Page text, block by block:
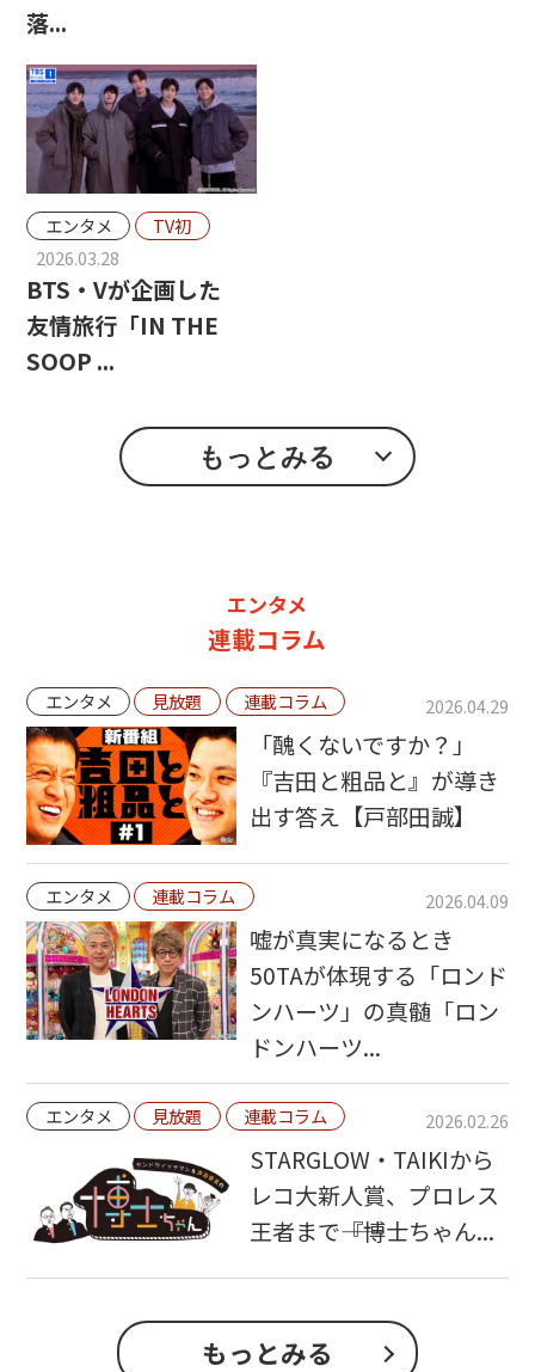
落...
エンタメ
TV初
2026.03.28
BTS・Vが企画した
友情旅行「IN THE
SOOP ...
もっとみる
エンタメ
連載コラム
エンタメ 見放題 連載コラム 2026.04.29
「醜くないですか？」
『吉田と粗品と』が導き
出す答え【戸部田誠】
エンタメ 連載コラム 2026.04.09
嘘が真実になるとき
50TAが体現する「ロンド
ンハーツ」の真髄「ロン
ドンハーツ...
エンタメ 見放題 連載コラム 2026.02.26
STARGLOW・TAIKIから
レコ大新人賞、プロレス
王者まで――『博士ちゃん...
もっとみる